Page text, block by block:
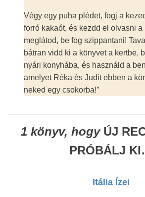
Végy egy puha plédet, fogj a
forró kakaót, és kezdd el olvasni a
meglátod, be fog szippantani!
bátran vidd ki a könyvet a kertbe,
nyári konyhába, és használd a
amelyet Réka és Judit ebben a
neked egy csokorba!”
1 könyv, hogy ÚJ
PRÓBÁLJ
Itália Ízei